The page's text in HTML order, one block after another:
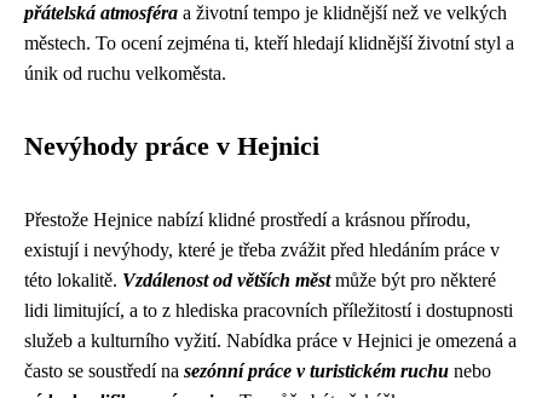
přátelská atmosféra a životní tempo je klidnější než ve velkých
městech. To ocení zejména ti, kteří hledají klidnější životní styl a
únik od ruchu velkoměsta.
Nevýhody práce v Hejnici
Přestože Hejnice nabízí klidné prostředí a krásnou přírodu,
existují i nevýhody, které je třeba zvážit před hledáním práce v
této lokalitě. Vzdálenost od větších městmůže být pro některé
lidi limitující, a to z hlediska pracovních příležitostí i dostupnosti
služeb a kulturního vyžití. Nabídka práce v Hejnici je omezená a
často se soustředí na sezónní práce v turistickém ruchu nebo